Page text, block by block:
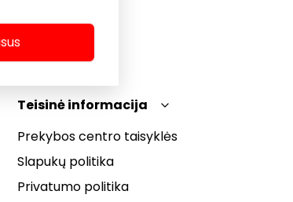
Teisinė informacija
Prekybos centro taisyklės
Slapukų politika
Privatumo politika